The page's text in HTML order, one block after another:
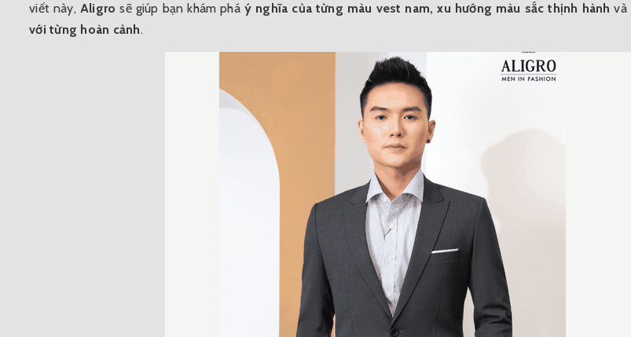
viết này, Aligro sẽ giúp bạn khám phá ý nghĩa của từng màu vest nam, xu hướng màu sắc thịnh hành và
với từng hoàn cảnh.